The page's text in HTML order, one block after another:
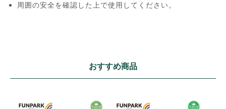
周囲の安全を確認した上で使用してください。
おすすめ商品